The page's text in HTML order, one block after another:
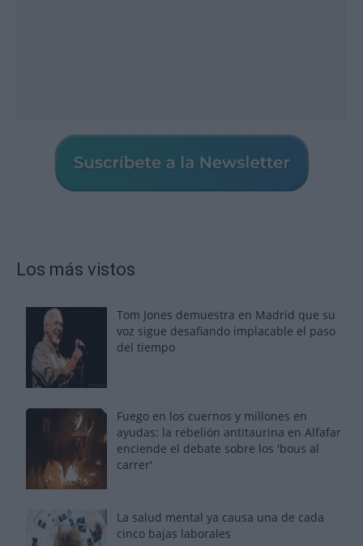
Los más vistos
Tom Jones demuestra en Madrid que su
voz sigue desafiando implacable el paso
del tiempo
Fuego en los cuernos y millones en
ayudas: la rebelión antitaurina en Alfafar
enciende el debate sobre los 'bous al
carrer'
La salud mental ya causa una de cada
cinco bajas laborales